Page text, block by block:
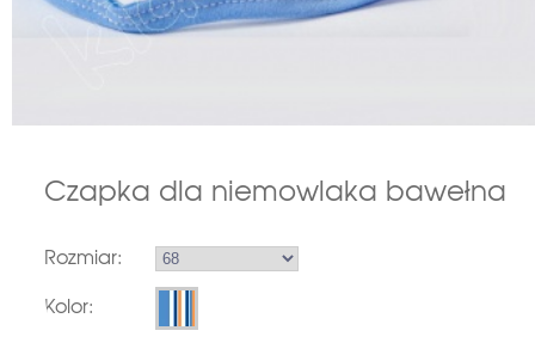
Czapka dla niemowlaka bawełna
Rozmiar:
Kolor: